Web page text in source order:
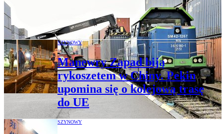
Przewoźnicy intermodalni sięgają do
Turcji
SZYNOWY
Manewry Zapad biją
rykoszetem w Chiny. Pekin
upomina się o kolejową trasę
do UE
SZYNOWY